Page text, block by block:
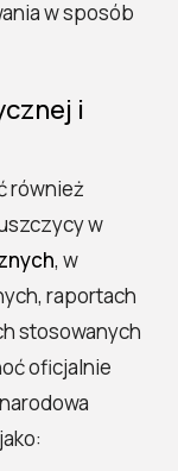
w sposób
i
również
w
, w
raportach
stosowanych
oficjalnie